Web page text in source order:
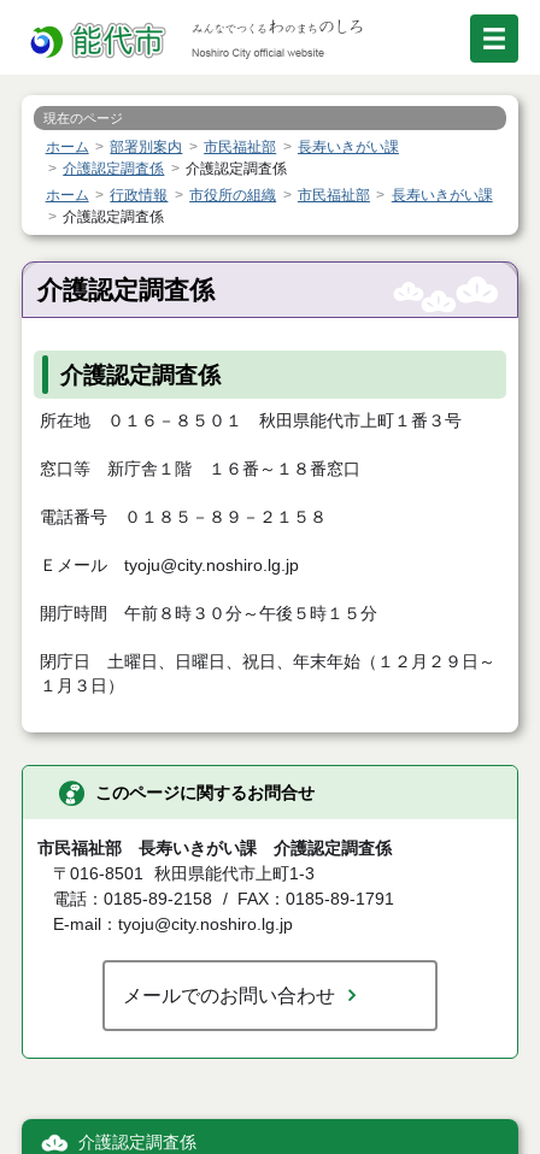
現在のページ
ホーム 部署別案内 市民福祉部
長寿いきがい課
介護認定調査係
介護認定調査係
ホーム
行政情報 市役所の組織 市民福祉部
長寿いきがい課
介護認定調査係
介護認定調査係
介護認定調査係
所在地 ０１６－８５０１ 秋田県能代市上町１番３号
窓口等 新庁舎１階 １６番～１８番窓口
電話番号 ０１８５－８９－２１５８
Ｅメール tyoju@city.noshiro.lg.jp
開庁時間 午前８時３０分～午後５時１５分
閉庁日 土曜日、日曜日、祝日、年末年始（１２月２９日～
１月３日）
このページに関するお問合せ
市民福祉部 長寿いきがい課 介護認定調査係
〒016-8501 秋田県能代市上町1-3
電話：0185-89-2158
FAX：0185-89-1791
E-mail：tyoju@city.noshiro.lg.jp
メールでのお問い合わせ
介護認定調査係